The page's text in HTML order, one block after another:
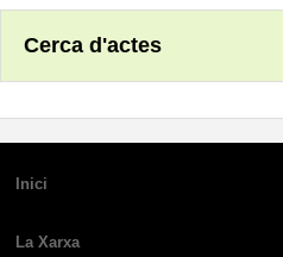
Cerca d'actes
Inici
La Xarxa